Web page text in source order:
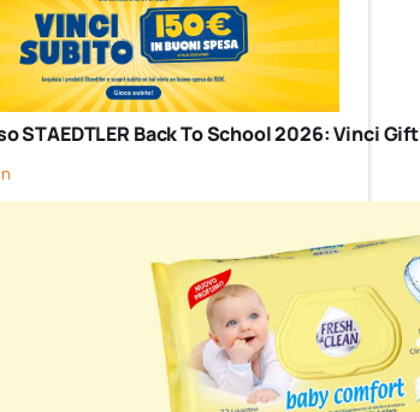
STAEDTLER Back To School 2026: Vinci